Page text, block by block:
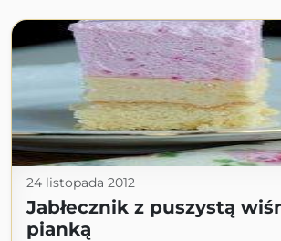
24 listopada 2012
Jabłecznik z puszystą
pianką